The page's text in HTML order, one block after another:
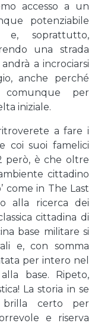
accesso a un
potenziabile
soprattutto,
una strada
a incrociarsi
anche perché
comunque per
iniziale.
a fare i
coi suoi famelici
però, è che oltre
cittadino
come in The Last
alla ricerca dei
cittadina di
base militare si
e, con somma
per intero nel
base. Ripeto,
La storia in se
brilla certo per
e riserva